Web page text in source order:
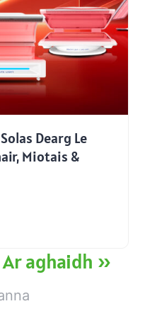
Dearg Le
Miotais &
Ar aghaidh »